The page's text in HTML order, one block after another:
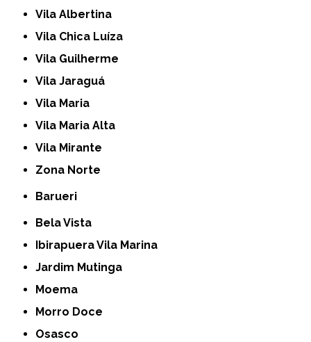
Vila Albertina
Vila Chica Luíza
Vila Guilherme
Vila Jaraguá
Vila Maria
Vila Maria Alta
Vila Mirante
Zona Norte
Barueri
Bela Vista
Ibirapuera Vila Marina
Jardim Mutinga
Moema
Morro Doce
Osasco